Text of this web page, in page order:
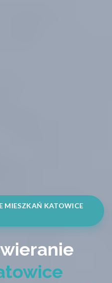
MIESZKAŃ KATOWICE